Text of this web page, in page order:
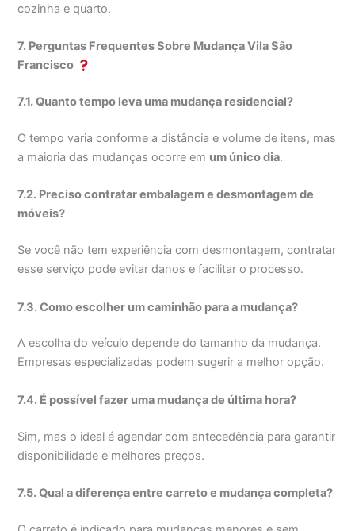
cozinha e quarto.
7. Perguntas Frequentes Sobre Mudança Vila São
Francisco
7.1. Quanto tempo leva uma mudança residencial?
O tempo varia conforme a distância e volume de itens, mas
a maioria das mudanças ocorre em um único dia.
7.2. Preciso contratar embalagem e desmontagem de
móveis?
Se você não tem experiência com desmontagem, contratar
esse serviço pode evitar danos e facilitar o processo.
7.3. Como escolher um caminhão para a mudança?
A escolha do veículo depende do tamanho da mudança.
Empresas especializadas podem sugerir a melhor opção.
7.4. É possível fazer uma mudança de última hora?
Sim, mas o ideal é agendar com antecedência para garantir
disponibilidade e melhores preços.
7.5. Qual a diferença entre carreto e mudança completa?